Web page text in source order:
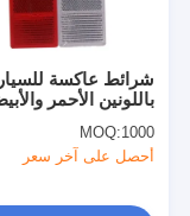
حولنا
مراقبة الجودة
اتصل بنا
شرائط عاكسة
باللونين الأحمر
MOQ:1000
أحصل على آخر سعر